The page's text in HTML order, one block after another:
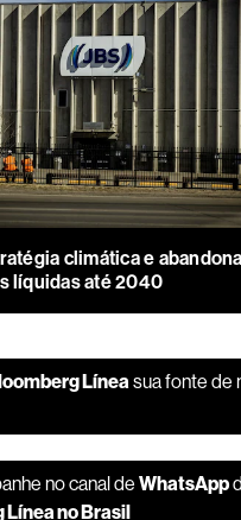
climática e
líquidas até 2040
Líneasua fonte de
no canal deWhatsApp
Línea no Brasil